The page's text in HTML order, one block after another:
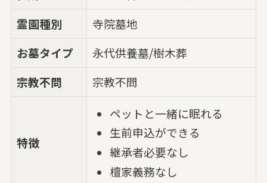
霊園種別
寺院墓地
お墓タイプ
永代供養墓/樹木葬
宗教不問
宗教不問
特徴
ペットと一緒に眠れる
生前申込ができる
継承者必要なし
檀家義務なし